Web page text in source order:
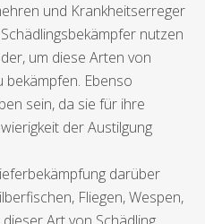
und Krankheitserreger
nutzen
um diese Arten von
bekämpfen. Ebenso
sein, da sie für ihre
der Austilgung
darüber
Fliegen, Wespen,